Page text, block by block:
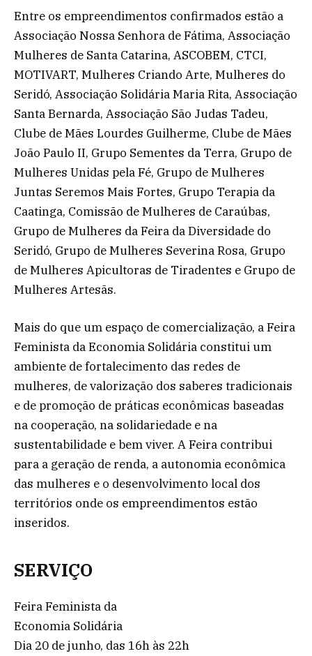
Entre os empreendimentos confirmados estão a
Associação Nossa Senhora de Fátima, Associação
Mulheres de Santa Catarina, ASCOBEM, CTCI,
MOTIVART, Mulheres Criando Arte, Mulheres do
Seridó, Associação Solidária Maria Rita, Associação
Santa Bernarda, Associação São Judas Tadeu,
Clube de Mães Lourdes Guilherme, Clube de Mães
João Paulo II, Grupo Sementes da Terra, Grupo de
Mulheres Unidas pela Fé, Grupo de Mulheres
Juntas Seremos Mais Fortes, Grupo Terapia da
Caatinga, Comissão de Mulheres de Caraúbas,
Grupo de Mulheres da Feira da Diversidade do
Seridó, Grupo de Mulheres Severina Rosa, Grupo
de Mulheres Apicultoras de Tiradentes e Grupo de
Mulheres Artesãs.
Mais do que um espaço de comercialização, a Feira
Feminista da Economia Solidária constitui um
ambiente de fortalecimento das redes de
mulheres, de valorização dos saberes tradicionais
e de promoção de práticas econômicas baseadas
na cooperação, na solidariedade e na
sustentabilidade e bem viver. A Feira contribui
para a geração de renda, a autonomia econômica
das mulheres e o desenvolvimento local dos
territórios onde os empreendimentos estão
inseridos.
SERVIÇO
Feira Feminista da
Economia Solidária
Dia 20 de junho, das 16h às 22h